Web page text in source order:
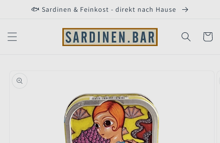
zum🐟 Sardinen & Feinkost - direkt nach Hause